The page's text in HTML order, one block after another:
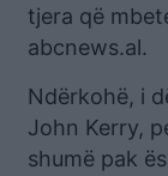
tjera që
abcnews.al.
Ndërkohë, i
John Kerry,
shumë pak